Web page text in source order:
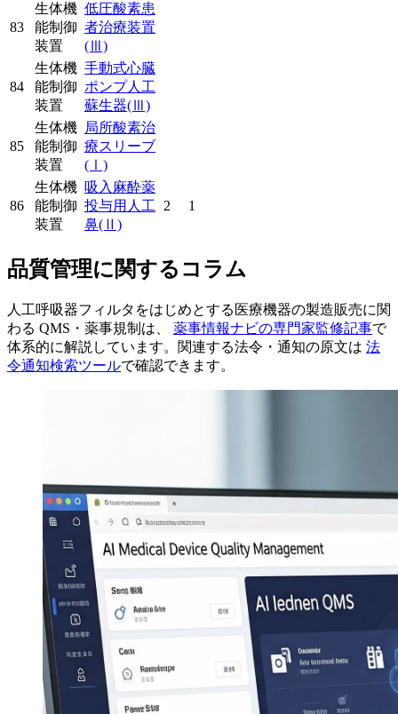
83
生体機
能制御
装置
低圧酸素患
者治療装置
(Ⅲ)
84
生体機
能制御
装置
手動式心臓
ポンプ人工
蘇生器(Ⅲ)
85
生体機
能制御
装置
局所酸素治
療スリーブ
(Ⅰ)
86
生体機
能制御
装置
吸入麻酔薬
投与用人工
鼻(Ⅱ)
2 1
品質管理に関するコラム
人工呼吸器フィルタをはじめとする医療機器の製造販売に関
わる QMS・薬事規制は、 薬事情報ナビの専門家監修記事で
体系的に解説しています。関連する法令・通知の原文は 法
令通知検索ツールで確認できます。